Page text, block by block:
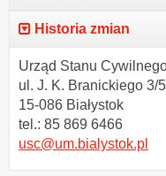
Historia zmian
Urząd Stanu
ul. J. K. Branickiego 3/5
15-086 Białystok
tel.: 85 869 6466
usc@um.bialystok.pl